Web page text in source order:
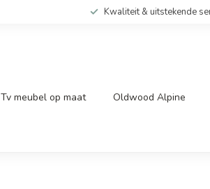
Kwaliteit & uitstekende
Tv meubel op maat Oldwood Alpine